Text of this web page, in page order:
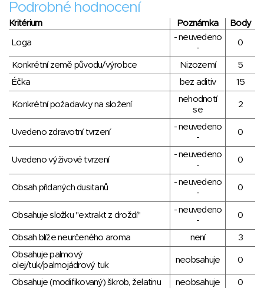
Podrobné hodnocení
Kritérium Poznámka Body
Loga
- neuvedeno
-
0
Konkrétní země původu/výrobce Nizozemí
5
Éčka
bez aditiv 15
Konkrétní požadavky na složení
nehodnotí
se
2
Uvedeno zdravotní tvrzení
- neuvedeno
-
0
Uvedeno výživové tvrzení
- neuvedeno
-
0
Obsah přidaných dusitanů
- neuvedeno
-
0
Obsahuje složku "extrakt z droždí"
- neuvedeno
-
0
Obsah blíže neurčeného aroma není
3
Obsahuje palmový
olej/tuk/palmojádrový tuk
neobsahuje 0
Obsahuje (modifikovaný) škrob, želatinu neobsahuje 0